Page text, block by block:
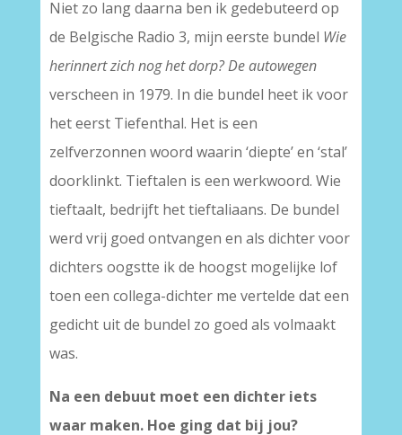
Niet zo lang daarna ben ik gedebuteerd op
de Belgische Radio 3, mijn eerste bundel Wie
herinnert zich nog het dorp? De autowegen
verscheen in 1979. In die bundel heet ik voor
het eerst Tiefenthal. Het is een
zelfverzonnen woord waarin ‘diepte’ en ‘stal’
doorklinkt. Tieftalen is een werkwoord. Wie
tieftaalt, bedrijft het tieftaliaans. De bundel
werd vrij goed ontvangen en als dichter voor
dichters oogstte ik de hoogst mogelijke lof
toen een collega-dichter me vertelde dat een
gedicht uit de bundel zo goed als volmaakt
was.
Na een debuut moet een dichter iets
waar maken. Hoe ging dat bij jou?